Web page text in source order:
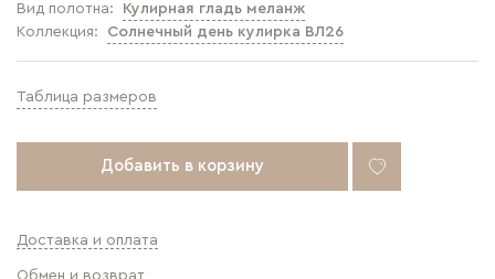
Коллекция: Солнечный день кулирка ВЛ26
Вид полотна: Кулирная гладь меланж
Таблица размеров
Добавить в корзину
Доставка и оплата
Обмен и возврат